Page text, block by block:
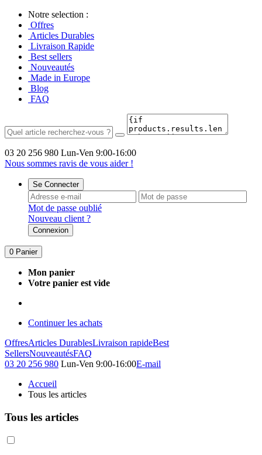
Notre selection :
Offres
Articles Durables
Livraison Rapide
Best sellers
Nouveautés
Made in Europe
Blog
FAQ
03 20 256 980 Lun-Ven 9:00-16:00
Nous sommes ravis de vous aider !
Se Connecter
Mot de passe oublié
Nouveau client ?
Connexion
0 Panier
Mon panier
Votre panier est vide
Continuer les achats
OffresArticles DurablesLivraison rapideBest
SellersNouveautésFAQ
03 20 256 980 Lun-Ven 9:00-16:00E-mail
Accueil
Tous les articles
Tous les articles